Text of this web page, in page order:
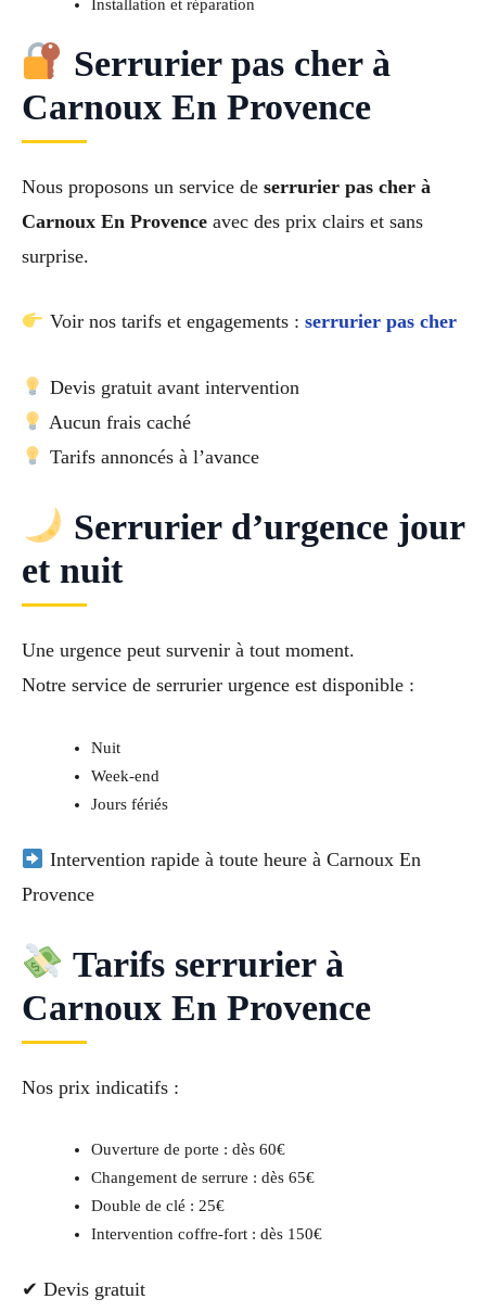
Installation et réparation
Serrurier pas cher à
Carnoux En Provence
Nous proposons un service de serrurier pas cher à
Carnoux En Provence avec des prix clairs et sans
surprise.
Voir nos tarifs et engagements : serrurier pas cher
Devis gratuit avant intervention
Aucun frais caché
Tarifs annoncés à l’avance
Serrurier d’urgence jour
et nuit
Une urgence peut survenir à tout moment.
Notre service de serrurier urgence est disponible :
Nuit
Week-end
Jours fériés
Intervention rapide à toute heure à Carnoux En
Provence
Tarifs serrurier à
Carnoux En Provence
Nos prix indicatifs :
Ouverture de porte : dès 60€
Changement de serrure : dès 65€
Double de clé : 25€
Intervention coffre-fort : dès 150€
✔ Devis gratuit